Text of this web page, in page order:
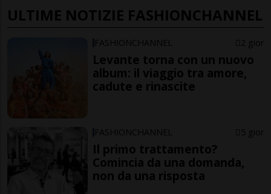
ULTIME NOTIZIE FASHIONCHANNEL
FASHIONCHANNEL 2 gior
Levante torna con un nuovo
album: il viaggio tra amore,
cadute e rinascite
FASHIONCHANNEL 5 gior
Il primo trattamento?
Comincia da una domanda,
non da una risposta